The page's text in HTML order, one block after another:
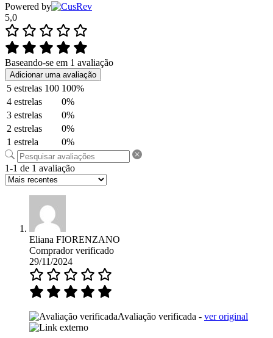
Powered by
5,0
Baseando-se em 1 avaliação
Adicionar uma avaliação
5 estrelas 100 100%
4 estrelas
0%
3 estrelas
0%
2 estrelas
0%
1 estrela
0%
1-1 de 1 avaliação
Eliana FIORENZANO
Comprador verificado
29/11/2024
Avaliação verificada - ver original